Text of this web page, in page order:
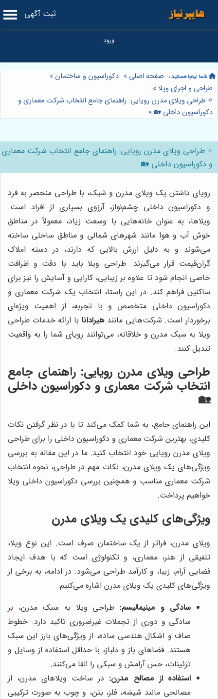
ثبت آگهی
صفحه اصلی » دکوراسیون و ساختمان »
طراحی و اجرای ویلا»
⭐️ طراحی ویلای مدرن رویایی: راهنمای جامع انتخاب شرکت معماری و
دکوراسیون داخلی 🏡»
⭐️ طراحی ویلای مدرن رویایی: راهنمای جامع انتخاب شرکت معماری
و دکوراسیون داخلی 🏡
رویای داشتن یک ویلای مدرن و شیک، با طراحی منحصر به فرد
و دکوراسیون داخلی چشم‌نواز، آرزوی بسیاری از افراد است.
ویلاها، به عنوان خانه‌هایی با وسعت زیاد، معمولاً در مناطق
خوش آب و هوا مانند شهرهای شمالی و مناطق ساحلی ساخته
می‌شوند و به دلیل ارزش بالایی که دارند، در دسته املاک
گران‌قیمت قرار می‌گیرند. طراحی ویلا باید با دقت و ظرافت
خاصی انجام شود تا علاوه بر زیبایی، کارایی و آسایش را نیز برای
ساکنین فراهم کند. در این راستا، انتخاب یک شرکت معماری و
دکوراسیون داخلی متخصص و با تجربه، از اهمیت ویژه‌ای
برخوردار است. شرکت‌هایی مانندهیرادانا با ارائه خدمات طراحی
ویلا به سبک مدرن و خلاقانه، می‌توانند رویای شما را به واقعیت
تبدیل کنند.
طراحی ویلای مدرن رویایی: راهنمای جامع
انتخاب شرکت معماری و دکوراسیون داخلی
🏡
این راهنمای جامع، به شما کمک می‌کند تا با در نظر گرفتن نکات
کلیدی، بهترین شرکت معماری و دکوراسیون داخلی را برای طراحی
ویلای مدرن رویایی خود انتخاب کنید. ما در این مقاله به بررسی
ویژگی‌های یک ویلای مدرن، نکات مهم در طراحی، نحوه انتخاب
شرکت معماری مناسب و همچنین بررسی دکوراسیون داخلی ویلا
خواهیم پرداخت.
ویژگی‌های کلیدی یک ویلای مدرن
ویلای مدرن، فراتر از یک ساختمان صرف است. این نوع ویلا،
تلفیقی از هنر، معماری، و تکنولوژی است که با هدف ایجاد
فضایی آرام، زیبا، و کارآمد طراحی می‌شود. در ادامه، به برخی از
ویژگی‌های کلیدی یک ویلای مدرن اشاره می‌کنیم:
سادگی و مینیمالیسم: طراحی ویلا به سبک مدرن، بر
سادگی و دوری از تجملات غیرضروری تاکید دارد. خطوط
صاف و اشکال هندسی ساده، از ویژگی‌های بارز این سبک
هستند. فضاهای باز و دلباز، با حداقل استفاده از وسایل و
تزئینات، حس آرامش و سبکی را القا می‌کنند.
استفاده از مصالح مدرن: در ساخت ویلاهای مدرن، از
مصالحی مانند شیشه، فلز، بتن، و چوب به صورت ترکیبی